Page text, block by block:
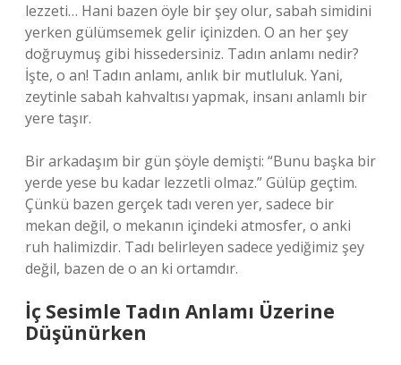
lezzeti… Hani bazen öyle bir şey olur, sabah simidini
yerken gülümsemek gelir içinizden. O an her şey
doğruymuş gibi hissedersiniz. Tadın anlamı nedir?
İşte, o an! Tadın anlamı, anlık bir mutluluk. Yani,
zeytinle sabah kahvaltısı yapmak, insanı anlamlı bir
yere taşır.
Bir arkadaşım bir gün şöyle demişti: “Bunu başka bir
yerde yese bu kadar lezzetli olmaz.” Gülüp geçtim.
Çünkü bazen gerçek tadı veren yer, sadece bir
mekan değil, o mekanın içindeki atmosfer, o anki
ruh halimizdir. Tadı belirleyen sadece yediğimiz şey
değil, bazen de o an ki ortamdır.
İç Sesimle Tadın Anlamı Üzerine
Düşünürken